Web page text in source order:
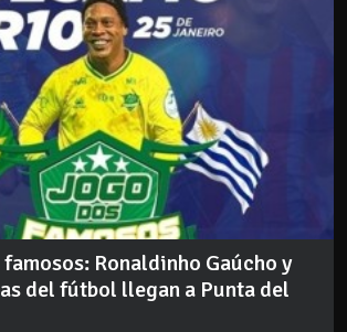
Ronaldinho Gaúcho y
del fútbol llegan a Punta del